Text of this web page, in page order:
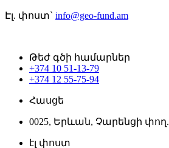
Էլ. փոստ` info@geo-fund.am
Թեժ գծի համարներ
+374 10 51-13-79
+374 12 55-75-94
Հասցե
0025, Երևան, Չարենցի փող.,
էլ փոստ